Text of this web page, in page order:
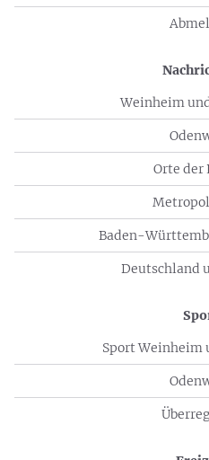
Weinheim
Orte der
Baden-
Deutschland
Sport Weinheim